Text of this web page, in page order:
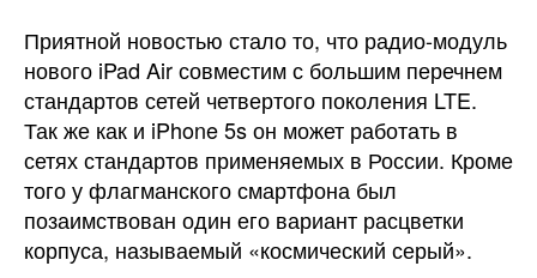
Приятной новостью стало то, что радио-модуль
нового iPad Air совместим с большим перечнем
стандартов сетей четвертого поколения LTE.
Так же как и iPhone 5s он может работать в
сетях стандартов применяемых в России. Кроме
того у флагманского смартфона был
позаимствован один его вариант расцветки
корпуса, называемый «космический серый».